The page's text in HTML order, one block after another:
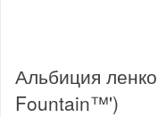
Альбиция
Fountain™')